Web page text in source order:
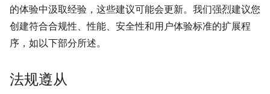
的体验中汲取经验，这些建议可能会更新。我们强烈建议您
创建符合合规性、性能、安全性和用户体验标准的扩展程
序，如以下部分所述。
法规遵从